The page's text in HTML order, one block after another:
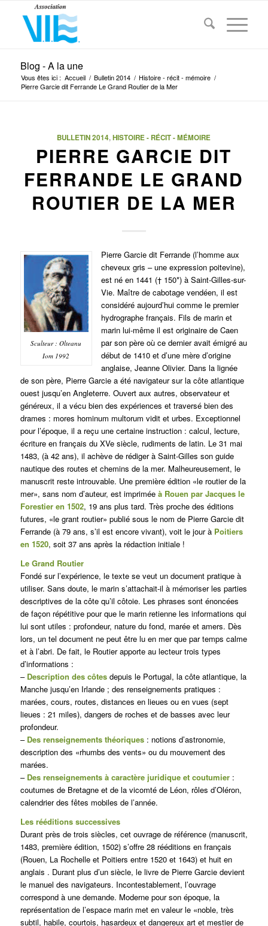
Blog - A la une
Vous êtes ici : Accueil / Bulletin 2014 / Histoire - récit - mémoire /
Pierre Garcie dit Ferrande Le Grand Routier de la Mer
BULLETIN 2014,HISTOIRE - RÉCIT - MÉMOIRE
PIERRE GARCIE DIT
FERRANDE LE GRAND
ROUTIER DE LA MER
Sculteur : Olteanu
Iom 1992
Pierre Garcie dit Ferrande (l’homme aux
cheveux gris – une expression poitevine),
est né en 1441 († 150*) à Saint-Gilles-sur-
Vie. Maître de cabotage vendéen, il est
considéré aujourd’hui comme le premier
hydrographe français. Fils de marin et
marin lui-même il est originaire de Caen
par son père où ce dernier avait émigré au
début de 1410 et d’une mère d’origine
anglaise, Jeanne Olivier. Dans la lignée
de son père, Pierre Garcie a été navigateur sur la côte atlantique
ouest jusqu’en Angleterre. Ouvert aux autres, observateur et
généreux, il a vécu bien des expériences et traversé bien des
drames : mores hominum multorum vidit et urbes. Exceptionnel
pour l’époque, il a reçu une certaine instruction : calcul, lecture,
écriture en français du XVe siècle, rudiments de latin. Le 31 mai
1483, (à 42 ans), il achève de rédiger à Saint-Gilles son guide
nautique des routes et chemins de la mer. Malheureusement, le
manuscrit reste introuvable. Une première édition «le routier de la
mer», sans nom d’auteur, est imprimée à Rouen par Jacques le
Forestier en 1502, 19 ans plus tard. Très proche des éditions
futures, «le grant routier» publié sous le nom de Pierre Garcie dit
Ferrande (à 79 ans, s’il est encore vivant), voit le jour à Poitiers
en 1520, soit 37 ans après la rédaction initiale !
Le Grand Routier
Fondé sur l’expérience, le texte se veut un document pratique à
utiliser. Sans doute, le marin s’attachait-il à mémoriser les parties
descriptives de la côte qu’il côtoie. Les phrases sont énoncées
de façon répétitive pour que le marin retienne les informations qui
lui sont utiles : profondeur, nature du fond, marée et amers. Dès
lors, un tel document ne peut être lu en mer que par temps calme
et à l’abri. De fait, le Routier apporte au lecteur trois types
d’informations :
– Description des côtesdepuis le Portugal, la côte atlantique, la
Manche jusqu’en Irlande ; des renseignements pratiques :
marées, cours, routes, distances en lieues ou en vues (sept
lieues : 21 miles), dangers de roches et de basses avec leur
profondeur.
– Des renseignements théoriques: notions d’astronomie,
description des «rhumbs des vents» ou du mouvement des
marées.
– Des renseignements à caractère juridique et coutumier:
coutumes de Bretagne et de la vicomté de Léon, rôles d’Oléron,
calendrier des fêtes mobiles de l’année.
Les rééditions successives
Durant près de trois siècles, cet ouvrage de référence (manuscrit,
1483, première édition, 1502) s’offre 28 rééditions en français
(Rouen, La Rochelle et Poitiers entre 1520 et 1643) et huit en
anglais . Durant plus d’un siècle, le livre de Pierre Garcie devient
le manuel des navigateurs. Incontestablement, l’ouvrage
correspond à une demande. Moderne pour son époque, la
représentation de l’espace marin met en valeur le «noble, très
subtil, habile, courtois, hasardeux et dangereux art et mestier de